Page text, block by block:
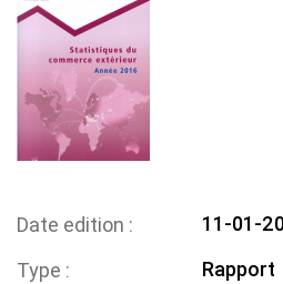
Date edition
11-01-
Type
Rapport